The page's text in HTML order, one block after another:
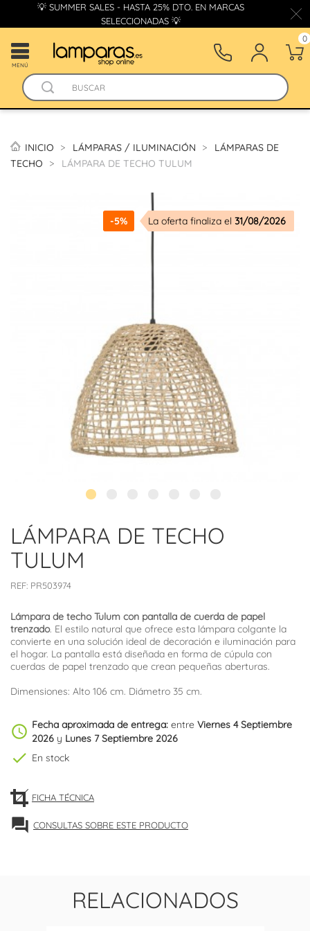
💡 SUMMER SALES - HASTA 25% DTO. EN MARCAS
SELECCIONADAS 💡
MENÚ
0
INICIO LÁMPARAS / ILUMINACIÓN
LÁMPARAS DE
TECHO
LÁMPARA DE TECHO TULUM
-5% La oferta finaliza el 31/08/2026
LÁMPARA DE TECHO
TULUM
REF: PR503974
Lámpara de techo Tulum con pantalla de cuerda de papel
trenzado. El estilo natural que ofrece esta lámpara colgante la
convierte en una solución ideal de decoración e iluminación para
el hogar. La pantalla está diseñada en forma de cúpula con
cuerdas de papel trenzado que crean pequeñas aberturas.
Dimensiones: Alto 106 cm. Diámetro 35 cm.
schedule Fecha aproximada de entrega: entre Viernes 4 Septiembre
2026 y Lunes 7 Septiembre 2026
check En stock
FICHA TÉCNICA
forum CONSULTAS SOBRE ESTE PRODUCTO
RELACIONADOS